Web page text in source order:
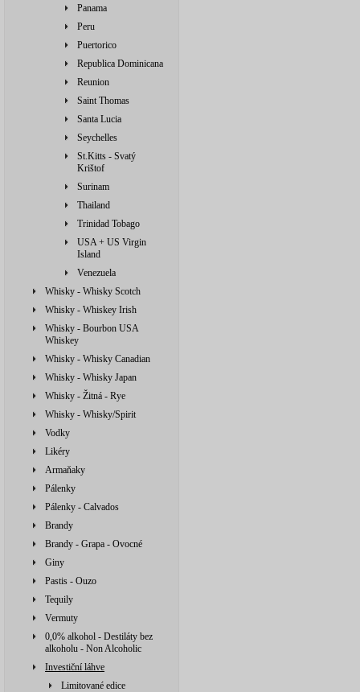
Panama
Peru
Puertorico
Republica Dominicana
Reunion
Saint Thomas
Santa Lucia
Seychelles
St.Kitts - Svatý
Krištof
Surinam
Thailand
Trinidad Tobago
USA + US Virgin
Island
Venezuela
Whisky - Whisky Scotch
Whisky - Whiskey Irish
Whisky - Bourbon USA
Whiskey
Whisky - Whisky Canadian
Whisky - Whisky Japan
Whisky - Žitná - Rye
Whisky - Whisky/Spirit
Vodky
Likéry
Armaňaky
Pálenky
Pálenky - Calvados
Brandy
Brandy - Grapa - Ovocné
Giny
Pastis - Ouzo
Tequily
Vermuty
0,0% alkohol - Destiláty bez
alkoholu - Non Alcoholic
Investiční láhve
Limitované edice